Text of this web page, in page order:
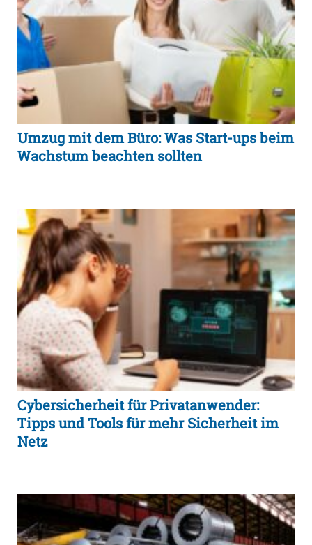
Umzug mit dem Büro: Was Start-ups beim
Wachstum beachten sollten
Cybersicherheit für Privatanwender:
Tipps und Tools für mehr Sicherheit im
Netz